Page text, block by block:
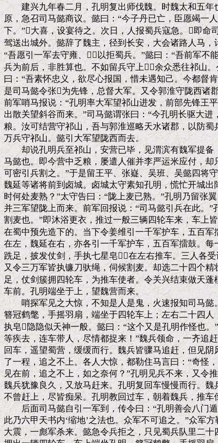
建兴九年春二月，孔明复出师伐魏。时魏太和五年
原，急召司马懿商议。懿曰：“今子丹已亡，臣愿竭一
下。”大喜，设宴待之。次日，人报蜀兵寇急。即命
驾送出城外。懿辞了魏主，径到长安，大会诸路人马
“吾愿引一军去守雍、，以拒蜀兵。”懿曰：“吾前军不
兵为前后，非胜算也。不如留兵守上，余众悉往祁山
曰：“吾素怀忠义，欲尽心报国，惜未遇知己。今都督
是司马懿令张为先锋，总督大军。又令郭淮守陇西诸
前军哨马报说：“孔明率大军望祁山进发，前部先锋王
出散关望斜谷而来。”司马懿谓张曰：“今孔明长驱大
粮。汝可结营守祁山，吾与郭淮巡略天水诸郡，以防蜀
万兵守祁山。懿引大军望陇西而去。
却说孔明兵至祁山，安营已毕，见渭滨有魏军提备
马懿也。即今营中乏粮，屡遣人催并李严运米应付，
可密引兵割之。”于是留王平、张嶷、吴班、吴懿四将
魏延等诸将前到卤城。卤城太守素知孔明，慌忙开城出
时何处麦熟？”太守告曰：“陇上麦已熟。”孔明乃留张
并三军望陇上而来。前军回报说：“司马懿引兵在此。”
割麦也。”即沐浴更衣，推过一般三辆四轮车来，车上
在蜀中预先造下的。当下令姜维引一千军护车，五百
在左，魏延在右，亦各引一千军护车，五百军擂鼓。
跣足，披发仗剑，手执七星皂，在左右推车。三人各
又令三万军皆执镰刀驮绳，伺候割麦。却选二十四个
足，仗剑簇拥四轮车，为推车使者。令关兴结束做天
车前。孔明端坐于上，望魏营而来。
哨探军见之大惊，不知是人是鬼，火速报知司马懿
簪冠鹤氅，手摇羽扇，端坐于四轮车上；左右二十四
执皂隐隐似天神一般。懿曰：“这个又是孔明作怪也。
等疾去，连车带人，尽情都捉来！”魏兵领命，一齐追
回车，遥望蜀营，缓缓而行。魏兵皆骤马追赶，但见
了一程，追之不上。各人大惊，都勒住马言曰：“奇怪
见在前，追之不上，如之奈何？”孔明见兵不来，又令
魏兵犹豫良久，又放马赶来。孔明复回车慢慢而行。
不曾赶上，尽皆痴呆。孔明教回过车，朝着魏兵，推车
后面司马懿自引一军到，传令曰：“孔明善会八门遁
此乃六甲天书内‘缩地’之法也。众军不可追之。”众军
大震，一彪军杀来。懿急令兵拒之，只见蜀兵队里二